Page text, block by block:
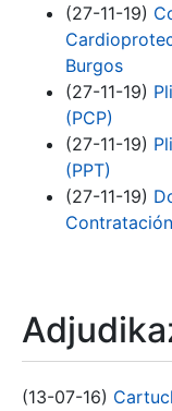
Erakutsi/
(27-11-19)
Burgos
(27-11-19)
(PCP)
(27-11-19)
(PPT)
(27-11-19)
(13-07-16)